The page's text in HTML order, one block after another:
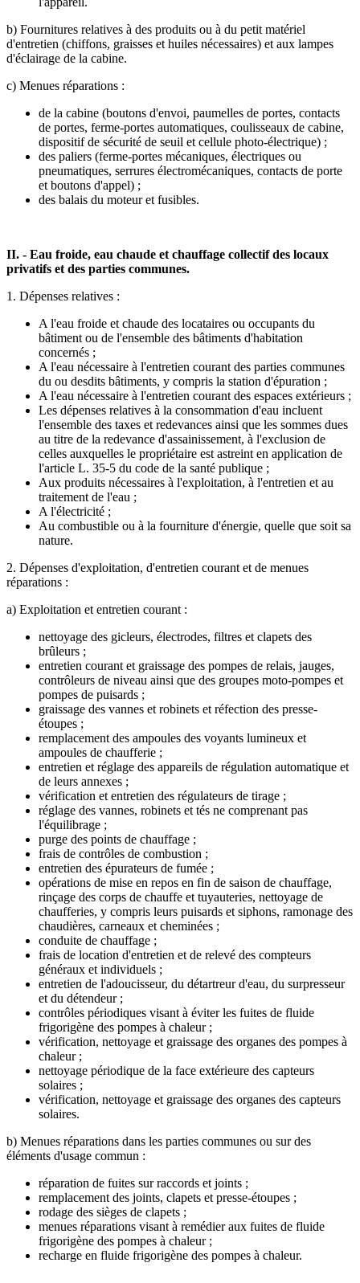
b) Fournitures relatives à des produits ou à du petit matériel
d'entretien (chiffons, graisses et huiles nécessaires) et aux lampes
d'éclairage de la cabine.
c) Menues réparations :
de la cabine (boutons d'envoi, paumelles de portes, contacts
de portes, ferme-portes automatiques, coulisseaux de cabine,
dispositif de sécurité de seuil et cellule photo-électrique) ;
des paliers (ferme-portes mécaniques, électriques ou
pneumatiques, serrures électromécaniques, contacts de porte
et boutons d'appel) ;
des balais du moteur et fusibles.
II. - Eau froide, eau chaude et chauffage collectif des locaux
privatifs et des parties communes.
1. Dépenses relatives :
A l'eau froide et chaude des locataires ou occupants du
bâtiment ou de l'ensemble des bâtiments d'habitation
concernés ;
A l'eau nécessaire à l'entretien courant des parties communes
du ou desdits bâtiments, y compris la station d'épuration ;
A l'eau nécessaire à l'entretien courant des espaces extérieurs ;
Les dépenses relatives à la consommation d'eau incluent
l'ensemble des taxes et redevances ainsi que les sommes dues
au titre de la redevance d'assainissement, à l'exclusion de
celles auxquelles le propriétaire est astreint en application de
l'article L. 35-5 du code de la santé publique ;
Aux produits nécessaires à l'exploitation, à l'entretien et au
traitement de l'eau ;
A l'électricité ;
Au combustible ou à la fourniture d'énergie, quelle que soit sa
nature.
2. Dépenses d'exploitation, d'entretien courant et de menues
réparations :
a) Exploitation et entretien courant :
nettoyage des gicleurs, électrodes, filtres et clapets des
brûleurs ;
entretien courant et graissage des pompes de relais, jauges,
contrôleurs de niveau ainsi que des groupes moto-pompes et
pompes de puisards ;
graissage des vannes et robinets et réfection des presse-
étoupes ;
remplacement des ampoules des voyants lumineux et
ampoules de chaufferie ;
entretien et réglage des appareils de régulation automatique et
de leurs annexes ;
vérification et entretien des régulateurs de tirage ;
réglage des vannes, robinets et tés ne comprenant pas
l'équilibrage ;
purge des points de chauffage ;
frais de contrôles de combustion ;
entretien des épurateurs de fumée ;
opérations de mise en repos en fin de saison de chauffage,
rinçage des corps de chauffe et tuyauteries, nettoyage de
chaufferies, y compris leurs puisards et siphons, ramonage des
chaudières, carneaux et cheminées ;
conduite de chauffage ;
frais de location d'entretien et de relevé des compteurs
généraux et individuels ;
entretien de l'adoucisseur, du détartreur d'eau, du surpresseur
et du détendeur ;
contrôles périodiques visant à éviter les fuites de fluide
frigorigène des pompes à chaleur ;
vérification, nettoyage et graissage des organes des pompes à
chaleur ;
nettoyage périodique de la face extérieure des capteurs
solaires ;
vérification, nettoyage et graissage des organes des capteurs
solaires.
b) Menues réparations dans les parties communes ou sur des
éléments d'usage commun :
réparation de fuites sur raccords et joints ;
remplacement des joints, clapets et presse-étoupes ;
rodage des sièges de clapets ;
menues réparations visant à remédier aux fuites de fluide
frigorigène des pompes à chaleur ;
recharge en fluide frigorigène des pompes à chaleur.